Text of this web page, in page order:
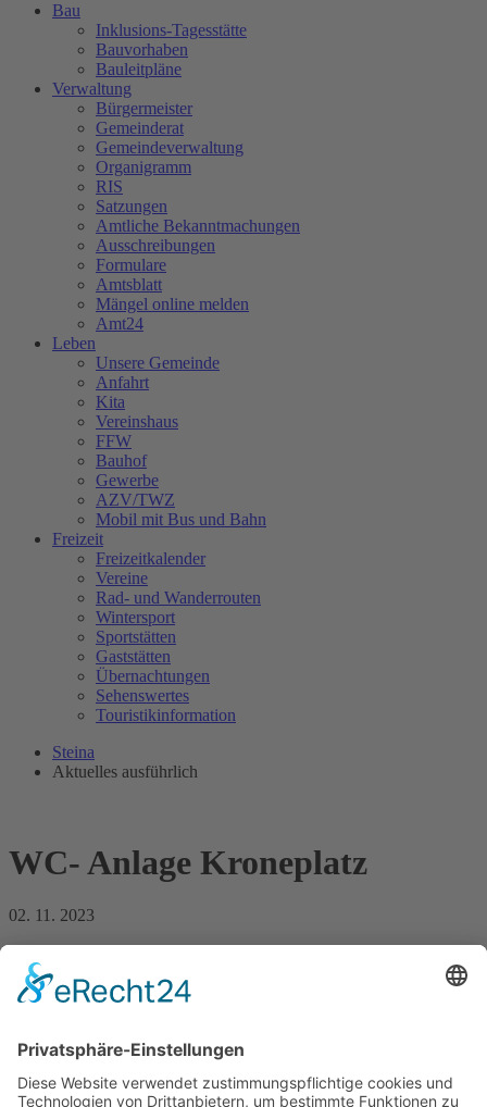
Bau
Inklusions-Tagesstätte
Bauvorhaben
Bauleitpläne
Verwaltung
Bürgermeister
Gemeinderat
Gemeindeverwaltung
Organigramm
RIS
Satzungen
Amtliche Bekanntmachungen
Ausschreibungen
Formulare
Amtsblatt
Mängel online melden
Amt24
Leben
Unsere Gemeinde
Anfahrt
Kita
Vereinshaus
FFW
Bauhof
Gewerbe
AZV/TWZ
Mobil mit Bus und Bahn
Freizeit
Freizeitkalender
Vereine
Rad- und Wanderrouten
Wintersport
Sportstätten
Gaststätten
Übernachtungen
Sehenswertes
Touristikinformation
Steina
Aktuelles ausführlich
WC- Anlage Kroneplatz
02. 11. 2023
Anlagen heimsuchten und nun Reparaturarbeiten notwendig sind,
die die Allgemeinheit auszubaden hat. Toiletten und Waschbecken
ging und das Wasser überlief. Die Türen werden immer wieder
öffentlichen Raum zur Verfügung zu stellen. Die Schäden, im